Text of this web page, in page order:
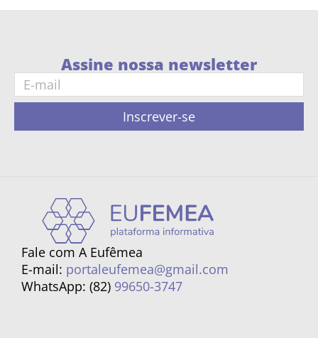
Assine nossa newsletter
Inscrever-se
Fale com A Eufêmea
E-mail: portaleufemea@gmail.com
WhatsApp: (82) 99650-3747